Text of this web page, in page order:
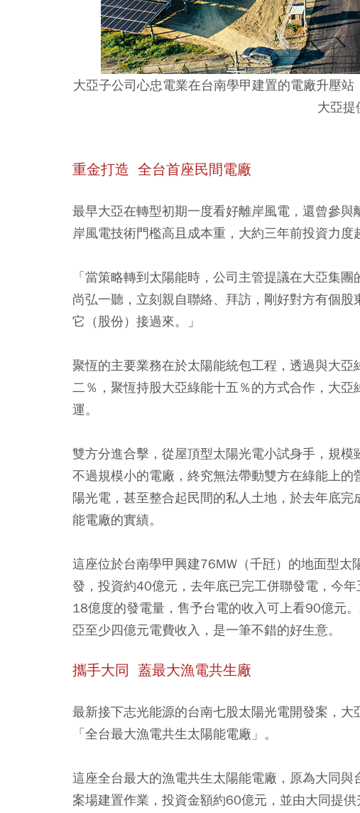
大亞子公司心忠電業在台南學甲建置的電廠升壓
大亞提
重金打造 全台首座民間電廠
最早大亞在轉型初期一度看好離岸風電，還曾參
岸風電技術門檻高且成本重，大約三年前投資力度
「當策略轉到太陽能時，公司主管提議在大亞集
尚弘一聽，立刻親自聯絡、拜訪，剛好對方有個
它（股份）接過來。」
聚恆的主要業務在於太陽能統包工程，透過與大
二％，聚恆持股大亞綠能十五％的方式合作，大
運。
雙方分進合擊，從屋頂型太陽光電小試身手，規模
不過規模小的電廠，終究無法帶動雙方在綠能上
陽光電，甚至整合起民間的私人土地，於去年底
能電廠的實績。
這座位於台南學甲興建76MW（千瓩）的地面型
發，投資約40億元，去年底已完工併聯發電，今
18億度的發電量，售予台電的收入可上看90億元
亞至少四億元電費收入，是一筆不錯的好生意。
攜手大同 蓋最大漁電共生廠
最新接下志光能源的台南七股太陽光電開發案，
「全台最大漁電共生太陽能電廠」。
這座全台最大的漁電共生太陽能電廠，原為大同
案場建置作業，投資金額約60億元，並由大同提